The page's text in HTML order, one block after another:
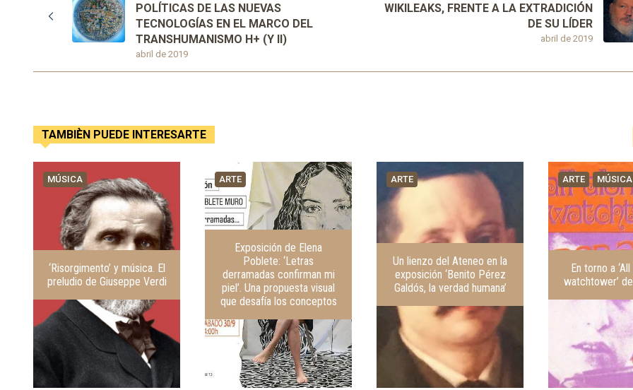
abril de 2019
POLÍTICAS DE LAS NUEVAS
TECNOLOGÍAS EN EL MARCO DEL
TRANSHUMANISMO H+ (Y II)
abril de 2019
WIKILEAKS, FRENTE A LA EXTRADICIÓN
DE SU LÍDER
TAMBIÈN PUEDE INTERESARTE
MÚSICA
‘Risorgimento’ y música. El
preludio de Giuseppe Verdi
ARTE
Exposición de Elena
Poblete: ‘Letras
derramadas confirman mi
piel’. Una propuesta visual
que desafía los conceptos
ARTE
Un lienzo del Ateneo en la
exposición ‘Benito Pérez
Galdós, la verdad humana’
ARTE MÚSICA
En torno a
watchtower’